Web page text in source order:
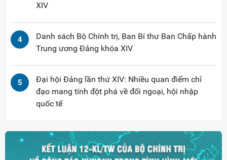
XIV
4
Danh sách Bộ Chính trị, Ban Bí thư Ban Chấp hành
Trung ương Đảng khóa XIV
5
Đại hội Đảng lần thứ XIV: Nhiều quan điểm chỉ
đạo mang tính đột phá về đối ngoại, hội nhập
quốc tế